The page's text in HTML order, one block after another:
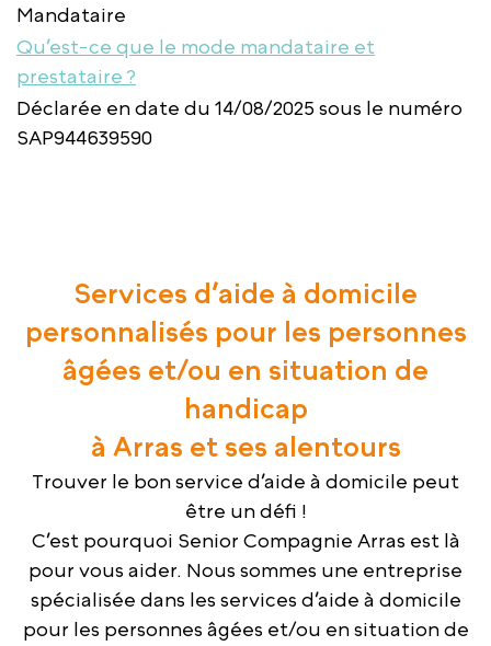
Mandataire
Qu’est-ce que le mode mandataire et
prestataire ?
Déclarée en date du 14/08/2025 sous le numéro
SAP944639590
Services d’aide à domicile
personnalisés pour les personnes
âgées et/ou en situation de
handicap
à Arras et ses alentours
Trouver le bon service d’aide à domicile peut
être un défi !
C’est pourquoi Senior Compagnie Arras est là
pour vous aider. Nous sommes une entreprise
spécialisée dans les services d’aide à domicile
pour les personnes âgées et/ou en situation de